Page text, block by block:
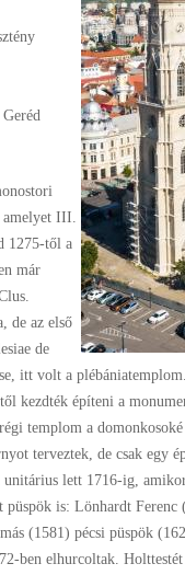
III.
1275-től a
már
de az első
de
itt volt a
kezdték építeni a
templom a
terveztek, de csak egy
lett 1716-ig,
püspök is: Lönhardt
(1581) pécsi püspök
ben elhurcoltak.